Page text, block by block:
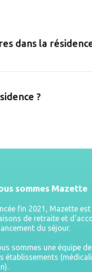
dans la
?
sommes Mazette
fin 2021, Mazette
de retraite et
du séjour.
sommes une équipe
établissements